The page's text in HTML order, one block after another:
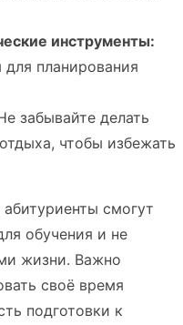
инструменты:
планирования
забывайте делать
чтобы избежать
смогут
обучения и не
жизни. Важно
своё время
подготовки к